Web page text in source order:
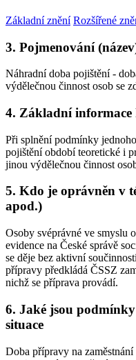
Základní znění Rozšířené
3. Pojmenování
Náhradní doba pojištění -
výdělečnou činnost osob se
4. Základní informace
Při splnění podmínky
pojištění období teoretické i
jinou výdělečnou činnost
5. Kdo je oprávněn v
apod.)
Osoby svéprávné ve smyslu
evidence na České správě
se děje bez aktivní
přípravy předkládá ČSSZ
nichž se příprava provádí.
6. Jaké jsou
situace
Doba přípravy na